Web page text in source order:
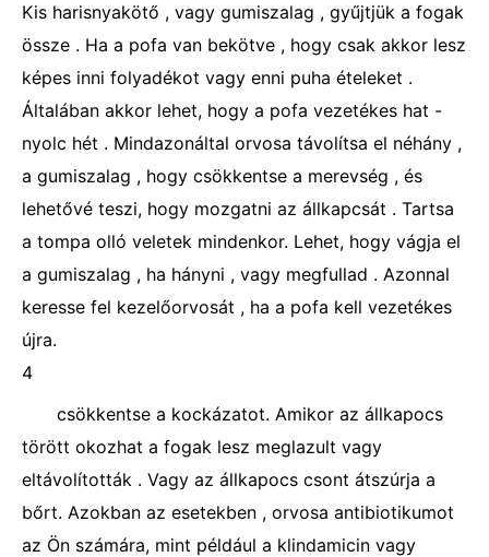
Kis harisnyakötő , vagy gumiszalag , gyűjtjük a fogak
össze . Ha a pofa van bekötve , hogy csak akkor lesz
képes inni folyadékot vagy enni puha ételeket .
Általában akkor lehet, hogy a pofa vezetékes hat -
nyolc hét . Mindazonáltal orvosa távolítsa el néhány ,
a gumiszalag , hogy csökkentse a merevség , és
lehetővé teszi, hogy mozgatni az állkapcsát . Tartsa
a tompa olló veletek mindenkor. Lehet, hogy vágja el
a gumiszalag , ha hányni , vagy megfullad . Azonnal
keresse fel kezelőorvosát , ha a pofa kell vezetékes
újra.
4
csökkentse a kockázatot. Amikor az állkapocs
törött okozhat a fogak lesz meglazult vagy
eltávolították . Vagy az állkapocs csont átszúrja a
bőrt. Azokban az esetekben , orvosa antibiotikumot
az Ön számára, mint például a klindamicin vagy